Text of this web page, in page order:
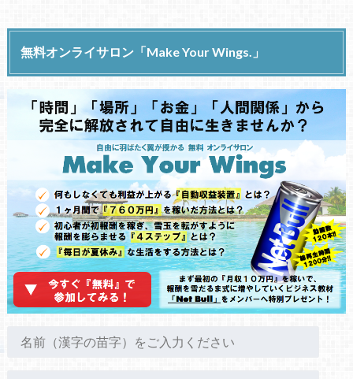
無料オンライサロン「Make Your Wings.」